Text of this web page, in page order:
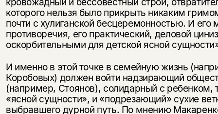
которого нельзя было прикрыть никаким
почти с хулиганской бесцеремонностью. И его
противоречия, его практический, деловой
оскорбительными для детской ясной
И именно в этой точке в семейную жизнь
Коробовых) должен войти надзирающий
(например, Стоянов), солидарный с
«ясной сущности», и «подрезающий» сухие
выбравшего дурной путь. По мнению